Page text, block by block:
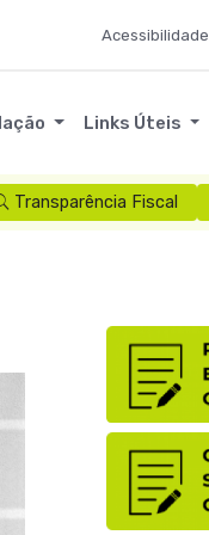
Acessibilidade
Links Úteis
Transparência Fiscal